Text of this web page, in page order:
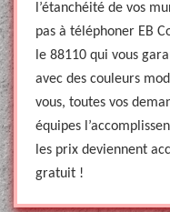
l’étanchéité de vos
pas à téléphoner EB
le 88110 qui vous
avec des couleurs
vous, toutes vos
équipes
les prix deviennent
gratuit !